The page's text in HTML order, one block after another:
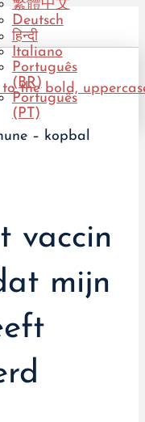
繁體中文
Deutsch
हिन्दी
Italiano
Português
(BR)
Português
(PT)
vaccin
mijn